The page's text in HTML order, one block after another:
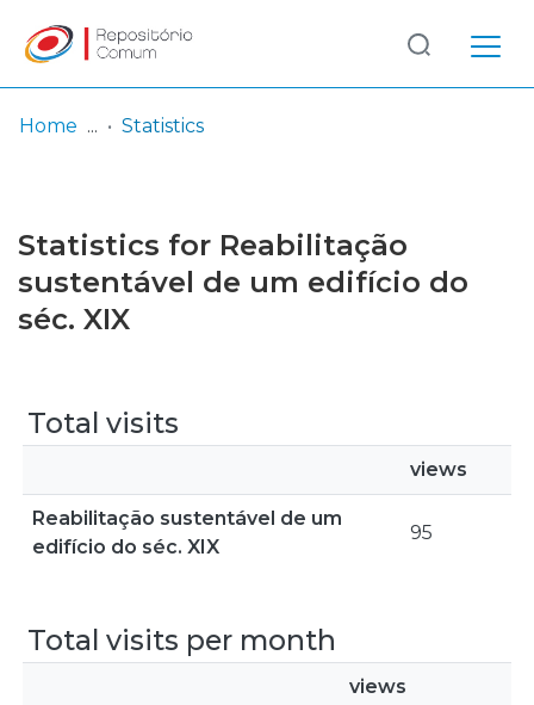
Browse repository
Entities
Log
In
(current)
Home Statistics
Statistics for Reabilitação
sustentável de um edifício do
séc. XIX
Total visits
views
Reabilitação sustentável de um
edifício do séc. XIX
95
Total visits per month
views